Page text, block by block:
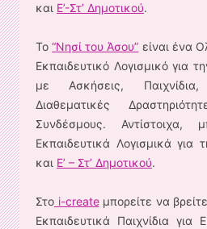
και Ε’-Στ’ Δημοτικού.
Το“Νησί του Άσου” είναι ένα
Εκπαιδευτικό Λογισμικό για
με Ασκήσεις,
Διαθεματικές
Συνδέσμους. Αντίστοιχα,
Εκπαιδευτικά Λογισμικά για
και Ε’ – Στ’ Δημοτικού.
Στο i-createμπορείτε να
Εκπαιδευτικά Παιχνίδια